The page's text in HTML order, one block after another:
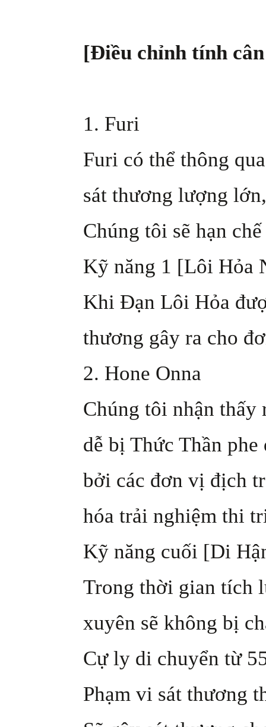
[Điều chỉnh tính
1. Furi
Furi có thể thông
sát thương lượng
Chúng tôi sẽ hạn
Kỹ năng 1 [Lôi Hỏa
Khi Đạn Lôi Hỏa
thương gây ra cho
2. Hone Onna
Chúng tôi nhận
dễ bị Thức Thần
bởi các đơn vị địch
hóa trải nghiệm thi
Kỹ năng cuối [Di
Trong thời gian tích
xuyên sẽ không bị
Cự ly di chuyển từ
Phạm vi sát thương